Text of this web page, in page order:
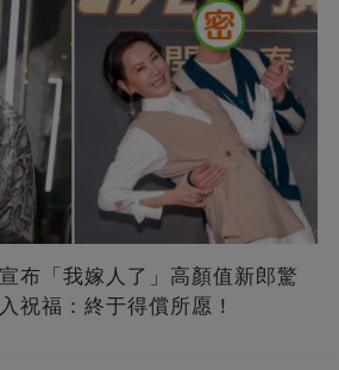
布「我嫁人了」高顏值新郎驚
祝福：終于得償所愿！